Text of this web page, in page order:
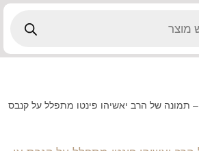
4060 – תמונה של הרב יאשיהו פינטו מתפלל על קנבס